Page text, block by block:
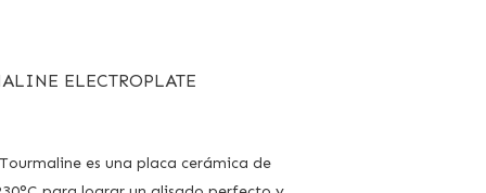
ELECTROPLATE
es una placa cerámica de